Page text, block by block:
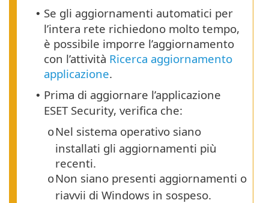
• Se gli aggiornamenti automatici per
l’intera rete richiedono molto tempo,
è possibile imporre l’aggiornamento
con l’attività Ricerca aggiornamento
applicazione.
• Prima di aggiornare l’applicazione
ESET Security, verifica che:
oNel sistema operativo siano
installati gli aggiornamenti più
recenti.
oNon siano presenti aggiornamenti o
riavvii di Windows in sospeso.